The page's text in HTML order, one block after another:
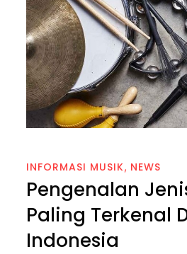
INFORMASI MUSIK NEWS
Pengenalan
Paling Terkenal
Indonesia